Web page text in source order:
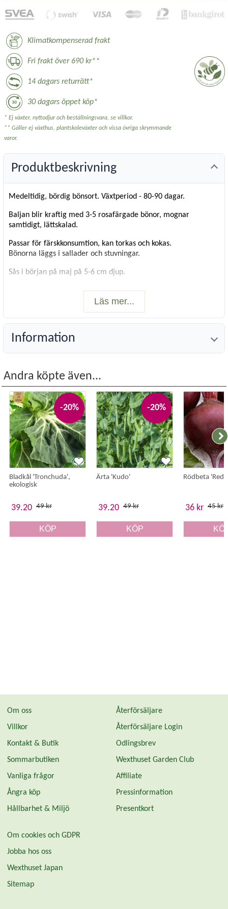
Klimatkompenserad frakt
Fri frakt över 690 kr**
14 dagars returrätt*
30 dagars öppet köp*
* Ej växter, nyttodjur och beställningsvara, se villkor.
** Gäller ej växthus, plantskoleväxter och vissa övriga skrymmande
varor.
Produktbeskrivning
Medeltidig, bördig bönsort. Växtperiod - 80-90 dagar.
Baljan blir kraftig med 3-5 rosafärgade bönor, mognar
samtidigt, lättskalad.
Passar för färskkonsumtion, kan torkas och kokas.
Bönorna läggs i sallader och stuvningar.
Sås i början på maj på 5-6 cm djup.
Groddarna tål kyla ned till -4 °C.
Växttyp:Grönsak
Läs mer...
Information
Andra köpte även...
-20%
Bladkål 'Tronchuda',
ekologisk
39.20 49 kr
KÖP
-20%
Ärta 'Kudo'
39.20 49 kr
KÖP
Rödbeta 'Red
36 kr 45 kr
Om oss
Villkor
Kontakt & Butik
Sommarbutiken
Vanliga frågor
Ångra köp
Hållbarhet & Miljö
Återförsäljare
Återförsäljare Login
Odlingsbrev
Wexthuset Garden Club
Affiliate
Pressinformation
Presentkort
Om cookies och GDPR
Jobba hos oss
Wexthuset Japan
Sitemap